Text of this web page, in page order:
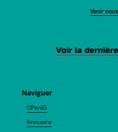
Naviguer
OPenIG
Annuaire
Venir
Voir la